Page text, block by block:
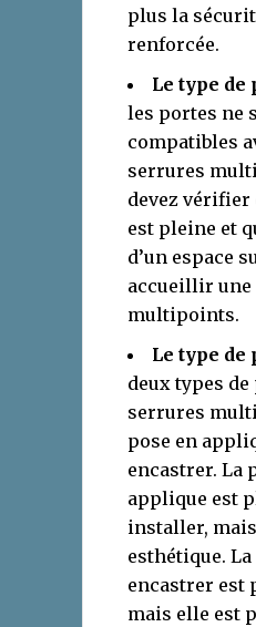
plus la
renforcée.
Le type de
les portes ne
compatibles
serrures
devez vérifier
est pleine et
d’un espace
accueillir une
multipoints.
Le type de
deux types
serrures
pose en
encastrer. La
applique est
installer,
esthétique. La
encastrer est
mais elle est